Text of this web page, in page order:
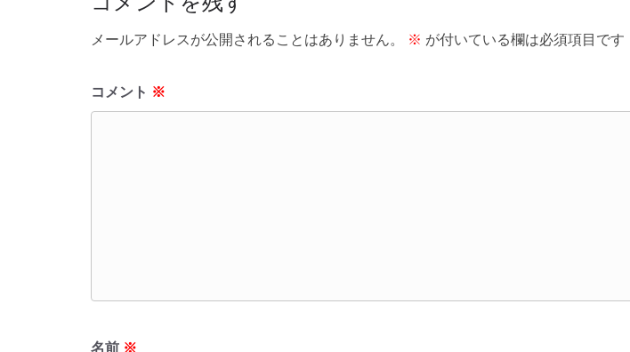
k
メールアドレスが公開されることはありません。 ※ が付いている欄は必須項目です
コメント ※
名前 ※